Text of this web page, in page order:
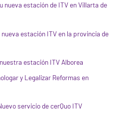
nueva estación de ITV en Villarta de
estación ITV en la provincia de
estación ITV Alborea
y Legalizar Reformas en
servicio de cerQuo ITV